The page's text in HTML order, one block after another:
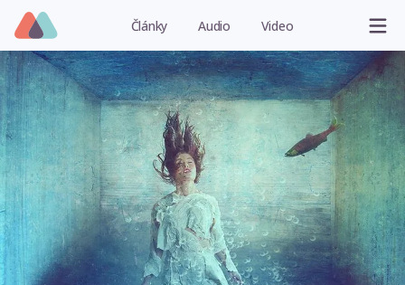
Články Audio Video